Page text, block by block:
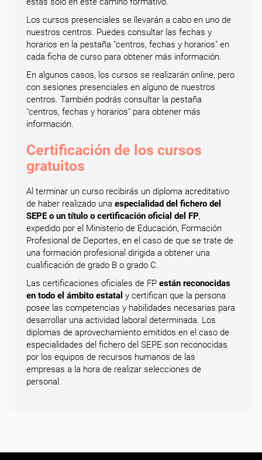
Los cursos presenciales se llevarán a cabo en uno de
nuestros centros. Puedes consultar las fechas y
horarios en la pestaña "centros, fechas y horarios" en
cada ficha de curso para obtener más información.
En algunos casos, los cursos se realizarán online, pero
con sesiones presenciales en alguno de nuestros
centros. También podrás consultar la pestaña
"centros, fechas y horarios" para obtener más
información.
Certificación de los cursos
gratuitos
Al terminar un curso recibirás un diploma acreditativo
de haber realizado una especialidad del fichero del
SEPE o un título o certificación oficial del FP,
expedido por el Ministerio de Educación, Formación
Profesional de Deportes, en el caso de que se trate de
una formación profesional dirigida a obtener una
cualificación de grado B o grado C.
Las certificaciones oficiales de FP están reconocidas
en todo el ámbito estatal y certifican que la persona
posee las competencias y habilidades necesarias para
desarrollar una actividad laboral determinada. Los
diplomas de aprovechamiento emitidos en el caso de
especialidades del fichero del SEPE son reconocidas
por los equipos de recursos humanos de las
empresas a la hora de realizar selecciones de
personal.